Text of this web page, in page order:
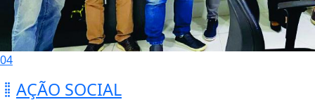
04
AÇÃO SOCIAL